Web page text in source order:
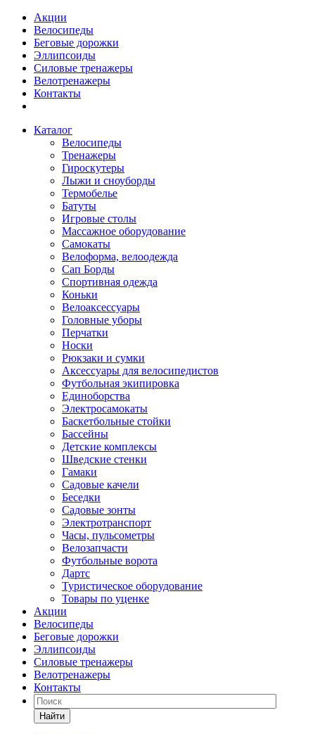
Акции
Велосипеды
Беговые дорожки
Эллипсоиды
Силовые тренажеры
Велотренажеры
Контакты
Каталог
Велосипеды
Тренажеры
Гироскутеры
Лыжи и сноуборды
Термобелье
Батуты
Игровые столы
Массажное оборудование
Самокаты
Велоформа, велоодежда
Сап Борды
Спортивная одежда
Коньки
Велоаксессуары
Головные уборы
Перчатки
Носки
Рюкзаки и сумки
Аксессуары для велосипедистов
Футбольная экипировка
Единоборства
Электросамокаты
Баскетбольные стойки
Бассейны
Детские комплексы
Шведские стенки
Гамаки
Садовые качели
Беседки
Садовые зонты
Электротранспорт
Часы, пульсометры
Велозапчасти
Футбольные ворота
Дартс
Туристическое оборудование
Товары по уценке
Акции
Велосипеды
Беговые дорожки
Эллипсоиды
Силовые тренажеры
Велотренажеры
Контакты
Найти